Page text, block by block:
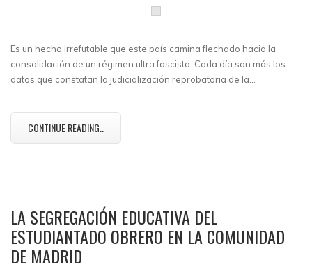
Es un hecho irrefutable que este país camina flechado hacia la
consolidación de un régimen ultra fascista. Cada día son más los
datos que constatan la judicialización reprobatoria de la…
CONTINUE READING..
LA SEGREGACIÓN EDUCATIVA DEL
ESTUDIANTADO OBRERO EN LA COMUNIDAD
DE MADRID